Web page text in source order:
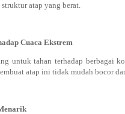
atap yang berat.
Cuaca Ekstrem
untuk tahan terhadap berbagai
atap ini tidak mudah bocor